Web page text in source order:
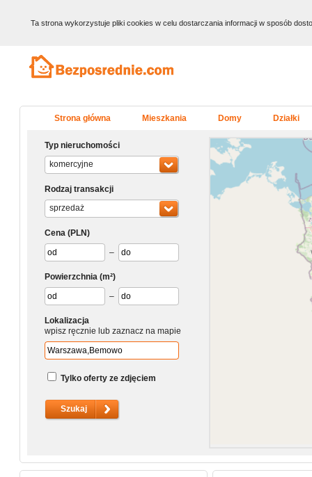
Ta strona wykorzystuje pliki cookies w celu dostarczania informacji w sposób
Strona główna Mieszkania Domy Działki
Typ nieruchomości
komercyjne
Rodzaj transakcji
sprzedaż
Cena (PLN)
–
Powierzchnia (m²)
–
Lokalizacja
wpisz ręcznie lub zaznacz na mapie
Tylko oferty ze zdjęciem